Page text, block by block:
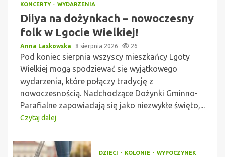
KONCERTY WYDARZENIA
Diiya na dożynkach – nowoczesny
folk w Lgocie Wielkiej!
Anna Laskowska 8 sierpnia 2026 26
Pod koniec sierpnia wszyscy mieszkańcy Lgoty
Wielkiej mogą spodziewać się wyjątkowego
wydarzenia, które połączy tradycję z
nowoczesnością. Nadchodzące Dożynki Gminno-
Parafialne zapowiadają się jako niezwykłe święto,...
Czytaj dalej
DZIECI KOLONIE WYPOCZYNEK